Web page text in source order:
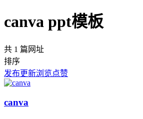
canva ppt模板
共 1 篇网址
排序
发布更新浏览点赞
canva